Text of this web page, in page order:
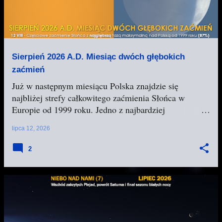
Sierpień 2026 A.D. Miesiąc dwóch głębokich
zaćmień
Już w następnym miesiącu Polska znajdzie się
najbliżej strefy całkowitego zaćmienia Słońca w
Europie od 1999 roku. Jedno z najbardziej
ogóle można obserwować z Ziemi nie będzie dane
naszemu krajowi, jak już mogą sugerować liczne
sensacyjne nagłówki o nadchodzącej "ciemności" w
środku dnia bez precyzowania, o który obszar
kontynentu chodzi - spektakl ten rozegra się między
innymi nad Hiszpanią. Choć faza całkowita z Polski
pasa jej widoczności oznacza nieuchronnie, że
lipca 12, 2026
2